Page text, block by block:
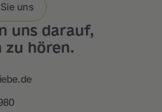
uns
uns darauf,
zu hören.